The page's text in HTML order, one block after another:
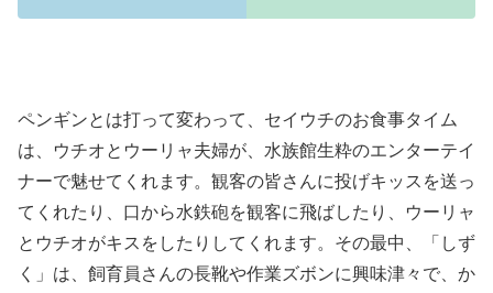
ペンギンとは打って変わって、セイウチのお食事タイム
は、ウチオとウーリャ夫婦が、水族館生粋のエンターテイ
ナーで魅せてくれます。観客の皆さんに投げキッスを送っ
てくれたり、口から水鉄砲を観客に飛ばしたり、ウーリャ
とウチオがキスをしたりしてくれます。その最中、「しず
く」は、飼育員さんの長靴や作業ズボンに興味津々で、か